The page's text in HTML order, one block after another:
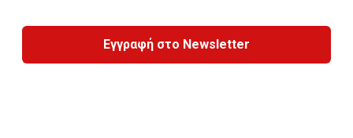
Εγγραφή στο Newsletter